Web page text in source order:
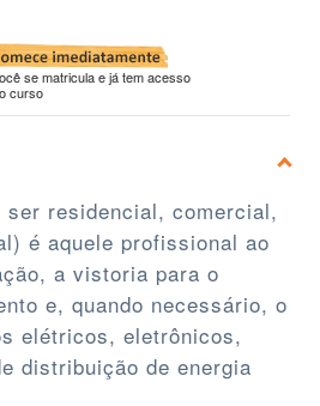
se matricula e já tem acesso
curso
residencial, comercial,
é aquele profissional ao
a vistoria para o
e, quando necessário, o
elétricos, eletrônicos,
distribuição de energia